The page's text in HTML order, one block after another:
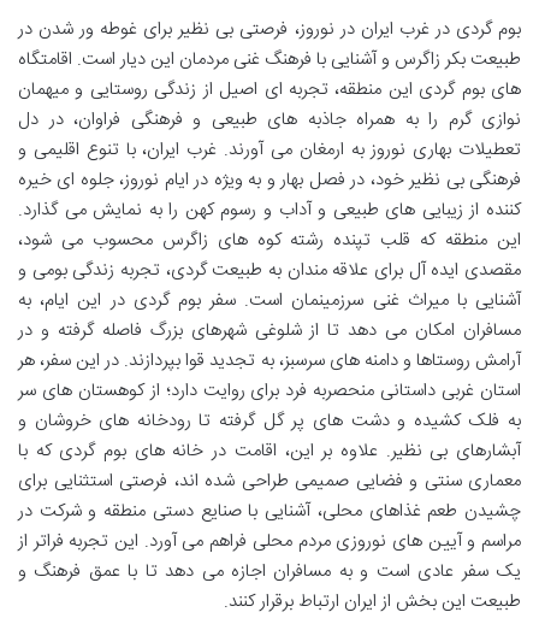
بوم گردی در غرب ایران در نوروز، فرصتی بی نظیر برای غوطه ور شدن در
طبیعت بکر زاگرس و آشنایی با فرهنگ غنی مردمان این دیار است. اقامتگاه
های بوم گردی این منطقه، تجربه ای اصیل از زندگی روستایی و میهمان
نوازی گرم را به همراه جاذبه های طبیعی و فرهنگی فراوان، در دل
تعطیلات بهاری نوروز به ارمغان می آورند. غرب ایران، با تنوع اقلیمی و
فرهنگی بی نظیر خود، در فصل بهار و به ویژه در ایام نوروز، جلوه ای خیره
کننده از زیبایی های طبیعی و آداب و رسوم کهن را به نمایش می گذارد.
این منطقه که قلب تپنده رشته کوه های زاگرس محسوب می شود،
مقصدی ایده آل برای علاقه مندان به طبیعت گردی، تجربه زندگی بومی و
آشنایی با میراث غنی سرزمینمان است. سفر بوم گردی در این ایام، به
مسافران امکان می دهد تا از شلوغی شهرهای بزرگ فاصله گرفته و در
آرامش روستاها و دامنه های سرسبز، به تجدید قوا بپردازند. در این سفر، هر
استان غربی داستانی منحصربه فرد برای روایت دارد؛ از کوهستان های سر
به فلک کشیده و دشت های پر گل گرفته تا رودخانه های خروشان و
آبشارهای بی نظیر. علاوه بر این، اقامت در خانه های بوم گردی که با
معماری سنتی و فضایی صمیمی طراحی شده اند، فرصتی استثنایی برای
چشیدن طعم غذاهای محلی، آشنایی با صنایع دستی منطقه و شرکت در
مراسم و آیین های نوروزی مردم محلی فراهم می آورد. این تجربه فراتر از
یک سفر عادی است و به مسافران اجازه می دهد تا با عمق فرهنگ و
طبیعت این بخش از ایران ارتباط برقرار کنند.